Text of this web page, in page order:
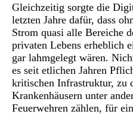
Gleichzeitig sorgte die
letzten Jahre dafür, dass
Strom quasi alle Bereiche
privaten Lebens erheblich
gar lahmgelegt wären.
es seit etlichen Jahren
kritischen Infrastruktur, zu
Krankenhäusern unter
Feuerwehren zählen, für